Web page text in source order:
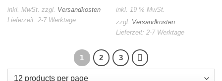
inkl. MwSt. zzgl. Versandkosten
Lieferzeit: 2-7 Werktage
inkl. 19 % MwSt.
zzgl. Versandkosten
Lieferzeit: 2-7 Werktage
1 2 3